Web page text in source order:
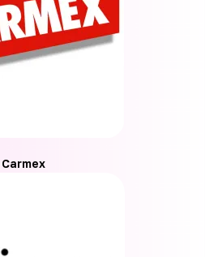
Carmex